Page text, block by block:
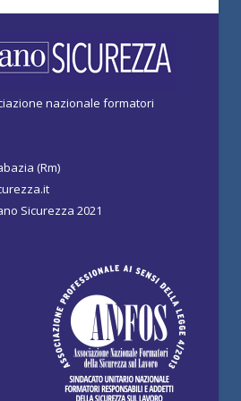
nazionale formatori
(Rm)
Sicurezza 2021